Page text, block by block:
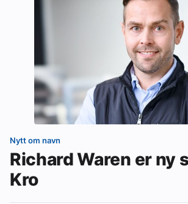
Nytt om navn
Richard Waren er ny
Kro